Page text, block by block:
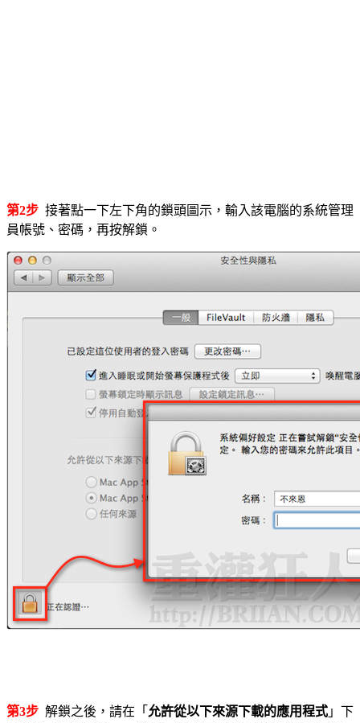
第2步 接著點一下左下角的鎖頭圖示，輸入該電腦的系統管理
員帳號、密碼，再按解鎖。
第3步 解鎖之後，請在「 允許從以下來源下載的應用程式 」下